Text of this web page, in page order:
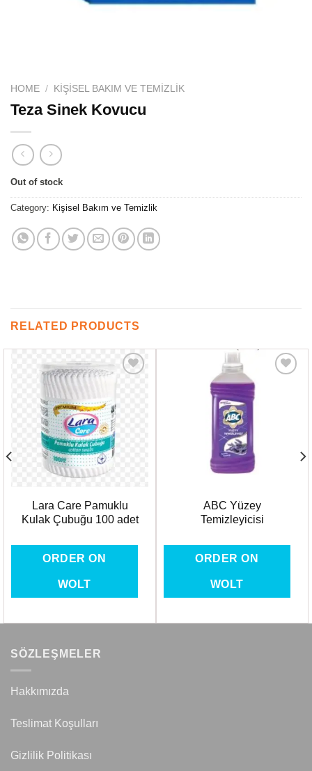
HOME / KIŞISEL BAKIM VE TEMIZLIK
Teza Sinek Kovucu
Out of stock
Category: Kişisel Bakım ve Temizlik
RELATED PRODUCTS
Ekle
Lara Care Pamuklu
Kulak Çubuğu 100 adet
ORDER ON
WOLT
ABC Yüzey
Temizleyicisi
ORDER ON
WOLT
SÖZLEŞMELER
Hakkımızda
Teslimat Koşulları
Gizlilik Politikası